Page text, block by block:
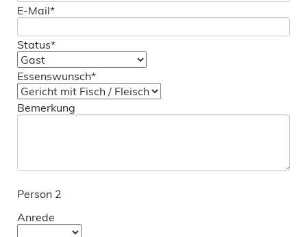
Pflichtfeld
E-Mail*
Pflichtfeld
Status*
Pflichtfeld
Essenswunsch*
Bemerkung
Person 2
Anrede